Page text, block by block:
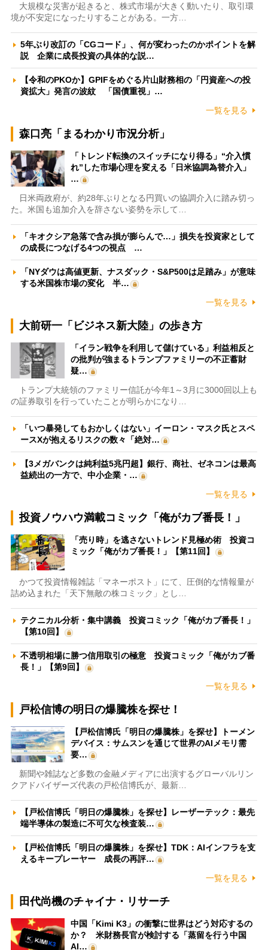
大規模な災害が起きると、株式市場が大きく動いたり、取引環
境が不安定になったりすることがある。一方…
5年ぶり改訂の「CGコード」、何が変わったのかポイントを解
説 企業に成長投資の具体的な説…
【令和のPKOか】GPIFをめぐる片山財務相の「円資産への投
資拡大」発言の波紋 「国債重視」…
一覧を見る
森口亮「まるわかり市況分析」
「トレンド転換のスイッチになり得る」“介入慣
れ”した市場心理を変える「日米協調為替介入」
…
日米両政府が、約28年ぶりとなる円買いの協調介入に踏み切っ
た。米国も追加介入を辞さない姿勢を示して…
「キオクシア急落で含み損が膨らんで…」損失を投資家として
の成長につなげる4つの視点 …
「NYダウは高値更新、ナスダック・S&P500は足踏み」が意味
する米国株市場の変化 半…
一覧を見る
大前研一「ビジネス新大陸」の歩き方
「イラン戦争を利用して儲けている」利益相反と
の批判が強まるトランプファミリーの不正蓄財
疑…
トランプ大統領のファミリー信託が今年1～3月に3000回以上も
の証券取引を行っていたことが明らかになり…
「いつ暴発してもおかしくはない」イーロン・マスク氏とスペ
ースXが抱えるリスクの数々「絶対…
【3メガバンクは純利益5兆円超】銀行、商社、ゼネコンは最高
益続出の一方で、中小企業・…
一覧を見る
投資ノウハウ満載コミック「俺がカブ番長！」
「売り時」を逃さないトレンド見極め術 投資コ
ミック「俺がカブ番長！」【第11回】
かつて投資情報雑誌「マネーポスト」にて、圧倒的な情報量が
詰め込まれた「天下無敵の株コミック」とし…
テクニカル分析・集中講義 投資コミック「俺がカブ番長！」
【第10回】
不透明相場に勝つ信用取引の極意 投資コミック「俺がカブ番
長！」【第9回】
一覧を見る
戸松信博の明日の爆騰株を探せ！
【戸松信博氏「明日の爆騰株」を探せ】トーメン
デバイス：サムスンを通じて世界のAIメモリ需
要…
新聞や雑誌など多数の金融メディアに出演するグローバルリン
クアドバイザーズ代表の戸松信博氏が、最新…
【戸松信博氏「明日の爆騰株」を探せ】レーザーテック：最先
端半導体の製造に不可欠な検査装…
【戸松信博氏「明日の爆騰株」を探せ】TDK：AIインフラを支
えるキープレーヤー 成長の再評…
一覧を見る
田代尚機のチャイナ・リサーチ
中国「Kimi K3」の衝撃に世界はどう対応するの
か？ 米財務長官が検討する「蒸留を行う中国
AI…